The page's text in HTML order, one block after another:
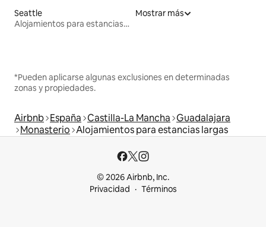
Seattle
Alojamientos para estancias largas
Mostrar más
*Pueden aplicarse algunas exclusiones en determinadas
zonas y propiedades.
Airbnb España Castilla-La Mancha Guadalajara
Monasterio Alojamientos para estancias largas
© 2026 Airbnb, Inc.
Privacidad
Términos